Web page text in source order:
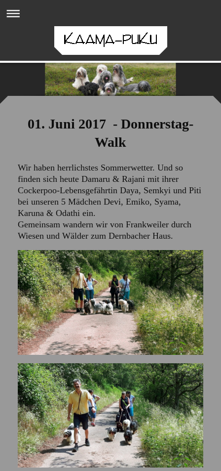
01. Juni 2017 - Donnerstag-
Walk
Wir haben herrlichstes Sommerwetter. Und so
finden sich heute Damaru & Rajani mit ihrer
Cockerpoo-Lebensgefährtin Daya, Semkyi und Piti
bei unseren 5 Mädchen Devi, Emiko, Syama,
Karuna & Odathi ein.
Gemeinsam wandern wir von Frankweiler durch
Wiesen und Wälder zum Dernbacher Haus.